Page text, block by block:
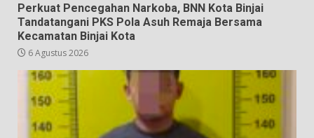
Perkuat Pencegahan Narkoba, BNN Kota Binjai
Tandatangani PKS Pola Asuh Remaja Bersama
Kecamatan Binjai Kota
6 Agustus 2026